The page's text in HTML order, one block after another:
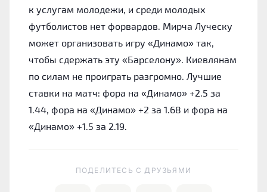
к услугам молодежи, и среди молодых
футболистов нет форвардов. Мирча Луческу
может организовать игру «Динамо» так,
чтобы сдержать эту «Барселону». Киевлянам
по силам не проиграть разгромно. Лучшие
ставки на матч: фора на «Динамо» +2.5 за
1.44, фора на «Динамо» +2 за 1.68 и фора на
«Динамо» +1.5 за 2.19.
ПОДЕЛИТЕСЬ C ДРУЗЬЯМИ